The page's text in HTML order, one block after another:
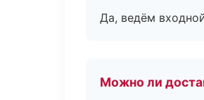
Да, ведём
Можно ли